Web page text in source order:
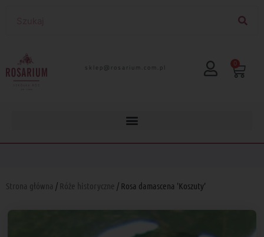
lp.moc.muirasor@pelks 0
Strona główna / Róże historyczne / Rosa damascena 'Koszuty’